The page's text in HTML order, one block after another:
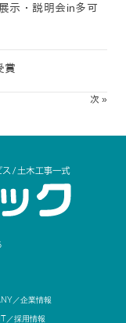
示・説明会in多可
賞
次 »
／企業情報
／採用情報